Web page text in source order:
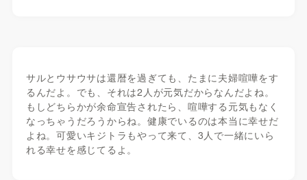
サルとウサウサは還暦を過ぎても、たまに夫婦喧嘩をす
るんだよ。でも、それは2人が元気だからなんだよね。
もしどちらかが余命宣告されたら、喧嘩する元気もなく
なっちゃうだろうからね。健康でいるのは本当に幸せだ
よね。可愛いキジトラもやって来て、3人で一緒にいら
れる幸せを感じてるよ。